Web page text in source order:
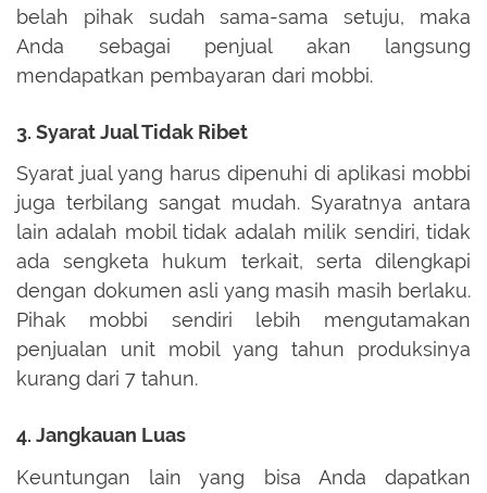
belah pihak sudah sama-sama setuju, maka
Anda sebagai penjual akan langsung
mendapatkan pembayaran dari mobbi.
3. Syarat Jual Tidak Ribet
Syarat jual yang harus dipenuhi di aplikasi mobbi
juga terbilang sangat mudah. Syaratnya antara
lain adalah mobil tidak adalah milik sendiri, tidak
ada sengketa hukum terkait, serta dilengkapi
dengan dokumen asli yang masih masih berlaku.
Pihak mobbi sendiri lebih mengutamakan
penjualan unit mobil yang tahun produksinya
kurang dari 7 tahun.
4. Jangkauan Luas
Keuntungan lain yang bisa Anda dapatkan